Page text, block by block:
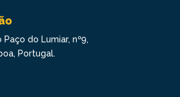
Paço do Lumiar, nº9,
Portugal.